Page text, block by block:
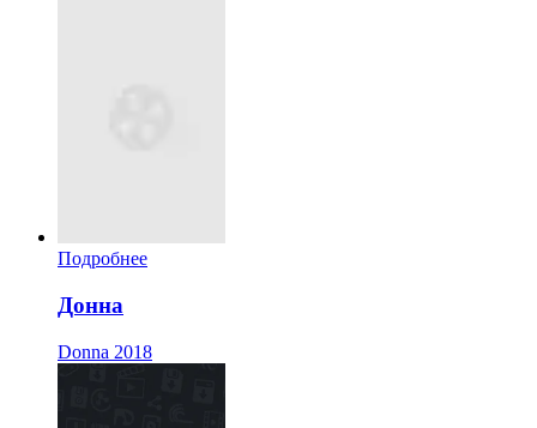
Подробнее
Донна
Donna 2018